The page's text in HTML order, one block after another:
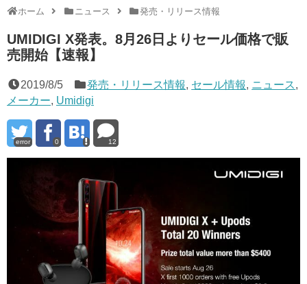
ホーム ニュース 発売・リリース情報
UMIDIGI X発表。8月26日よりセール価格で販
売開始【速報】
2019/8/5 発売・リリース情報, セール情報, ニュース,
メーカー, Umidigi
error 0 12